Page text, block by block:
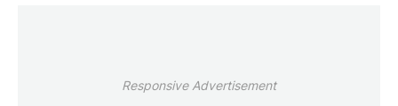
Responsive Advertisement